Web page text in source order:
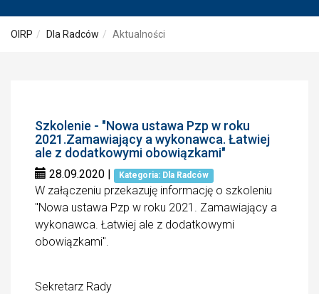
OIRP Dla Radców Aktualności
Szkolenie - "Nowa ustawa Pzp w roku
2021.Zamawiający a wykonawca. Łatwiej
ale z dodatkowymi obowiązkami"
28.09.2020 | Kategoria: Dla Radców
W załączeniu przekazuję informację o szkoleniu
"Nowa ustawa Pzp w roku 2021. Zamawiający a
wykonawca. Łatwiej ale z dodatkowymi
obowiązkami".
Sekretarz Rady